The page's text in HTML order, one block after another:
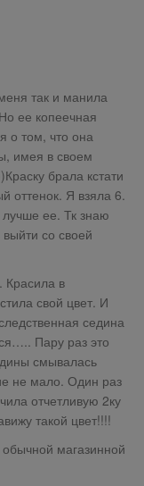
так и манила
ее копеечная
о том, что она
имея в своем
брала кстати
оттенок. Я взяла 6.
ее. Тк знаю
со своей
Красила в
свой цвет. И
седина
Пару раз это
смывалась
не мало. Один раз
отчетливую 2ку
такой цвет!!!!
магазинной